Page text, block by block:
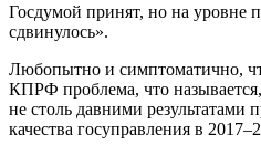
Госдумой принят, но на уровне
сдвинулось».
Любопытно и симптоматично,
КПРФ проблема, что
не столь давними результатами
качества госуправления в